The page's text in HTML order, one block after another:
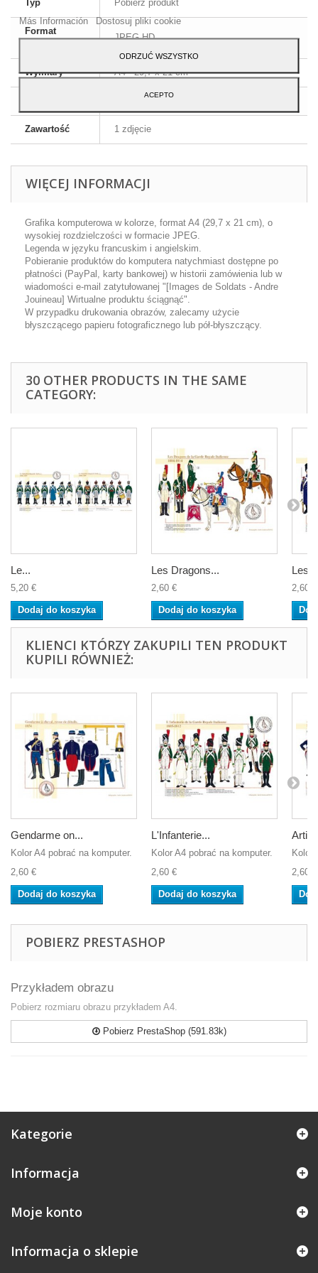
Typ Pobierz produkt
Format
JPEG HD
Wymiary A4 - 29,7 x 21 cm
Angielski i francuski
Zawartość 1 zdjęcie
WIĘCEJ INFORMACJI
Grafika komputerowa w kolorze, format A4 (29,7 x 21 cm), o
wysokiej rozdzielczości w formacie JPEG.
Legenda w języku francuskim i angielskim.
Pobieranie produktów do komputera natychmiast dostępne po
płatności (PayPal, karty bankowej) w historii zamówienia lub w
wiadomości e-mail zatytułowanej "[Images de Soldats - Andre
Jouineau] Wirtualne produktu ściągnąć".
W przypadku drukowania obrazów, zalecamy użycie
błyszczącego papieru fotograficznego lub pół-błyszczący.
30 OTHER PRODUCTS IN THE SAME
CATEGORY:
Le...
5,20 €
Dodaj do koszyka
Les Dragons...
2,60 €
Dodaj do koszyka
Les...
2,60 €
KLIENCI KTÓRZY ZAKUPILI TEN PRODUKT
KUPILI RÓWNIEŻ:
Gendarme on...
Kolor A4 pobrać na komputer.
2,60 €
Dodaj do koszyka
L'Infanterie...
Kolor A4 pobrać na komputer.
2,60 €
Dodaj do koszyka
Kolor
2,60 €
POBIERZ PRESTASHOP
Przykładem obrazu
Pobierz rozmiaru obrazu przykładem A4.
Pobierz PrestaShop (591.83k)
Kategorie
Informacja
Moje konto
Informacja o sklepie
Akceptuj.
Más Información Dostosuj pliki cookie
ODRZUĆ WSZYSTKO
ACEPTO